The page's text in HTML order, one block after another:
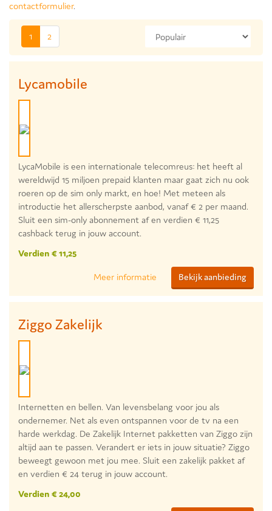
contactformulier.
1 2
Lycamobile
LycaMobile is een internationale telecomreus: het heeft al
wereldwijd 15 miljoen prepaid klanten maar gaat zich nu ook
roeren op de sim only markt, en hoe! Met meteen als
introductie het allerscherpste aanbod, vanaf € 2 per maand.
Sluit een sim-only abonnement af en verdien € 11,25
cashback terug in jouw account.
Verdien € 11,25
Meer informatie Bekijk aanbieding
Ziggo Zakelijk
Internetten en bellen. Van levensbelang voor jou als
ondernemer. Net als even ontspannen voor de tv na een
harde werkdag. De Zakelijk Internet pakketten van Ziggo zijn
altijd aan te passen. Verandert er iets in jouw situatie? Ziggo
beweegt gewoon met jou mee. Sluit een zakelijk pakket af
en verdien € 24 terug in jouw account.
Verdien € 24,00